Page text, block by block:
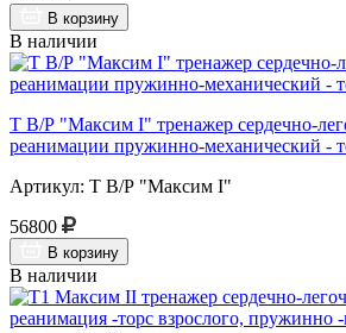
В корзину
В наличии
Т В/Р "Максим I" тренажер сердечно-
реанимации пружинно-механический -
Артикул: Т В/Р "Максим I"
56800
В корзину
В наличии